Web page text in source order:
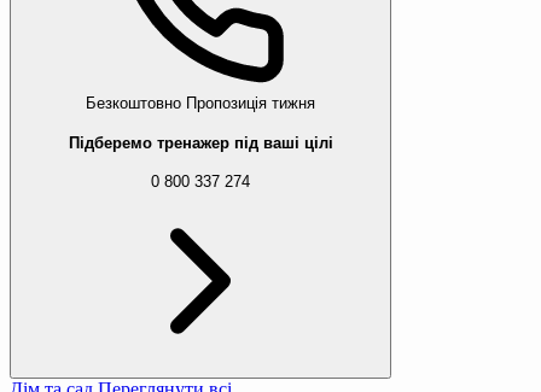
Безкоштовно Пропозиція тижня
Підберемо тренажер під ваші цілі
0 800 337 274